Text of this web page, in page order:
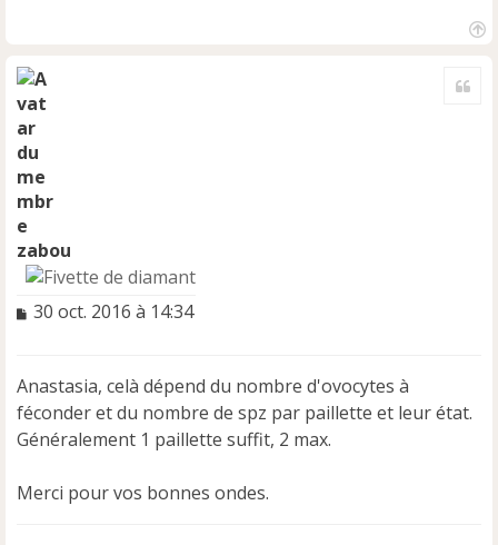
zabou
M
a
g
e
n
30 oct. 2016 à 14:34
Anastasia, celà dépend du nombre d'ovocytes à
féconder et du nombre de spz par paillette et leur état.
Généralement 1 paillette suffit, 2 max.
Merci pour vos bonnes ondes.